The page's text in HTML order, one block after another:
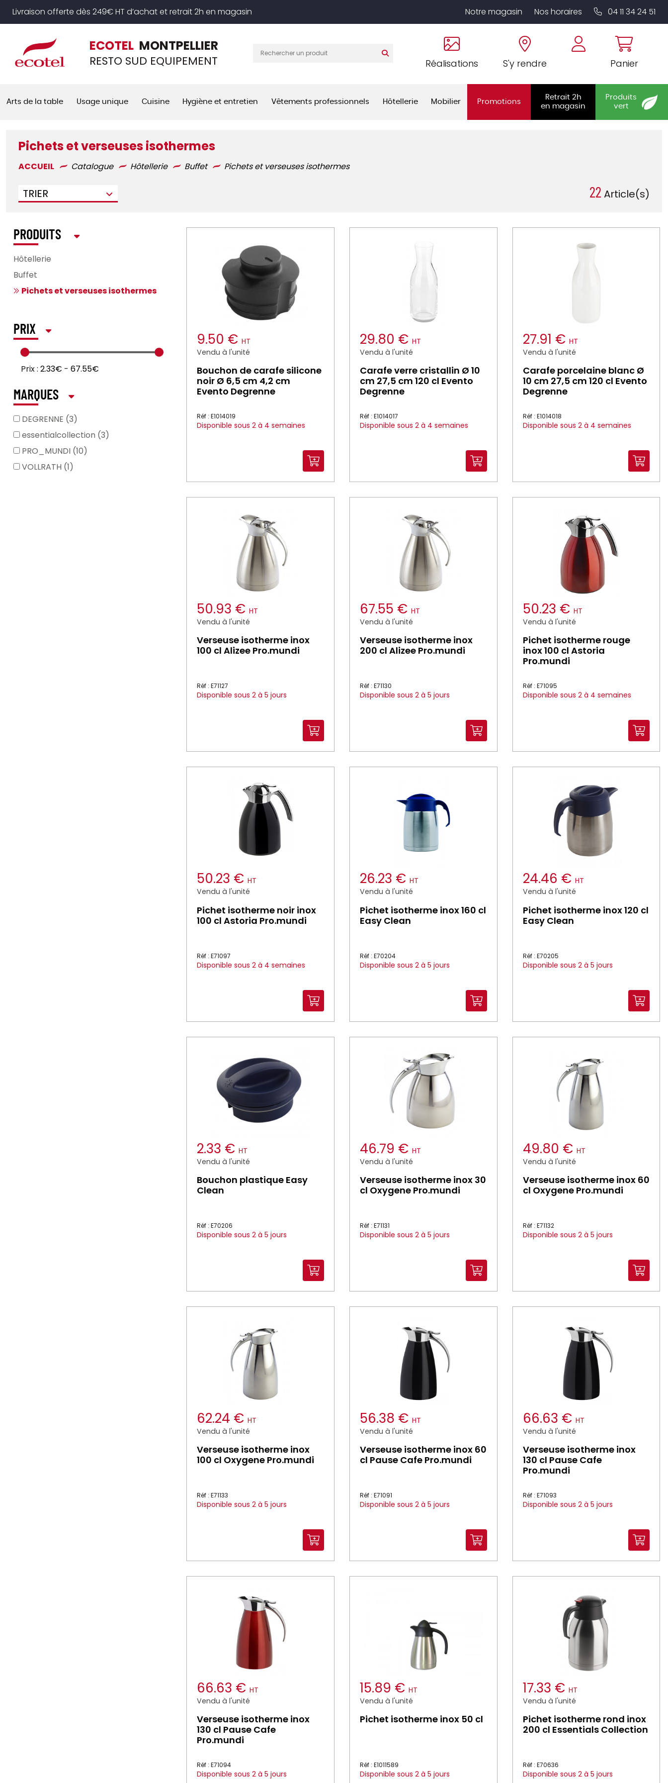
Livraison offerte dès 249€ HT d’achat et retrait 2h en magasin Notre magasin Nos horaires 04 11 34 24 51
ECOTEL MONTPELLIER
RESTO SUD EQUIPEMENT Réalisations S'y rendre Panier
Arts de la table Usage unique Cuisine Hygiène et entretien Vêtements professionnels Hôtellerie Mobilier Promotions
Retrait 2h
en magasin
Produits
vert
Pichets et verseuses isothermes
ACCUEIL Catalogue Hôtellerie Buffet Pichets et verseuses isothermes
TRIER 22Article(s)
9.50 € HT
Vendu à l'unité
Bouchon de carafe silicone
noir Ø 6,5 cm 4,2 cm
Evento Degrenne
Réf : E1014019
Disponible sous 2 à 4 semaines
29.80 € HT
Vendu à l'unité
Carafe verre cristallin Ø 10
cm 27,5 cm 120 cl Evento
Degrenne
Réf : E1014017
Disponible sous 2 à 4 semaines
27.91 € HT
Vendu à l'unité
Carafe porcelaine blanc Ø
10 cm 27,5 cm 120 cl Evento
Degrenne
Réf : E1014018
Disponible sous 2 à 4 semaines
50.93 € HT
Vendu à l'unité
Verseuse isotherme inox
100 cl Alizee Pro.mundi
Réf : E71127
Disponible sous 2 à 5 jours
67.55 € HT
Vendu à l'unité
Verseuse isotherme inox
200 cl Alizee Pro.mundi
Réf : E71130
Disponible sous 2 à 5 jours
50.23 € HT
Vendu à l'unité
Pichet isotherme rouge
inox 100 cl Astoria
Pro.mundi
Réf : E71095
Disponible sous 2 à 4 semaines
50.23 € HT
Vendu à l'unité
Pichet isotherme noir inox
100 cl Astoria Pro.mundi
Réf : E71097
Disponible sous 2 à 4 semaines
26.23 € HT
Vendu à l'unité
Pichet isotherme inox 160 cl
Easy Clean
Réf : E70204
Disponible sous 2 à 5 jours
24.46 € HT
Vendu à l'unité
Pichet isotherme inox 120 cl
Easy Clean
Réf : E70205
Disponible sous 2 à 5 jours
2.33 € HT
Vendu à l'unité
Bouchon plastique Easy
Clean
Réf : E70206
Disponible sous 2 à 5 jours
46.79 € HT
Vendu à l'unité
Verseuse isotherme inox 30
cl Oxygene Pro.mundi
Réf : E71131
Disponible sous 2 à 5 jours
49.80 € HT
Vendu à l'unité
Verseuse isotherme inox 60
cl Oxygene Pro.mundi
Réf : E71132
Disponible sous 2 à 5 jours
62.24 € HT
Vendu à l'unité
Verseuse isotherme inox
100 cl Oxygene Pro.mundi
Réf : E71133
Disponible sous 2 à 5 jours
56.38 € HT
Vendu à l'unité
Verseuse isotherme inox 60
cl Pause Cafe Pro.mundi
Réf : E71091
Disponible sous 2 à 5 jours
66.63 € HT
Vendu à l'unité
Verseuse isotherme inox
130 cl Pause Cafe
Pro.mundi
Réf : E71093
Disponible sous 2 à 5 jours
66.63 € HT
Vendu à l'unité
Verseuse isotherme inox
130 cl Pause Cafe
Pro.mundi
Réf : E71094
Disponible sous 2 à 5 jours
15.89 € HT
Vendu à l'unité
Pichet isotherme inox 50 cl
Réf : E1011589
Disponible sous 2 à 5 jours
17.33 € HT
Vendu à l'unité
Pichet isotherme rond inox
200 cl Essentials Collection
Réf : E70636
Disponible sous 2 à 5 jours
PRODUITS
Hôtellerie
Buffet
Pichets et verseuses isothermes
PRIX
Prix : 2.33€ - 67.55€
MARQUES
DEGRENNE (3)
essentialcollection (3)
PRO_MUNDI (10)
VOLLRATH (1)
Panneau de gestion des cookies